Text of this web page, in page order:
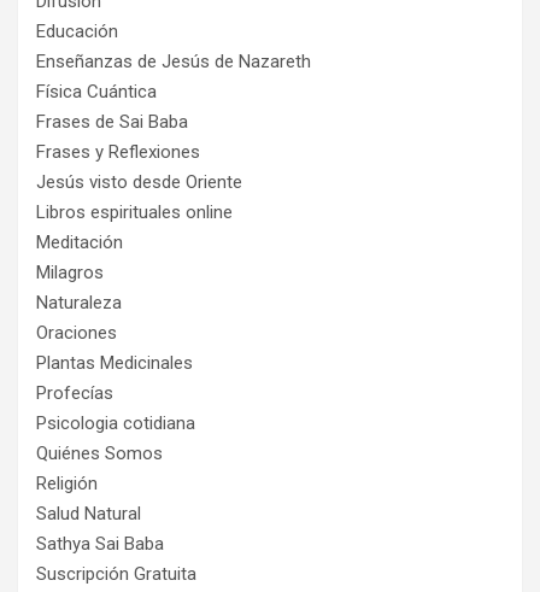
Educación
Enseñanzas de Jesús de Nazareth
Física Cuántica
Frases de Sai Baba
Frases y Reflexiones
Jesús visto desde Oriente
Libros espirituales online
Meditación
Milagros
Naturaleza
Oraciones
Plantas Medicinales
Profecías
Psicologia cotidiana
Quiénes Somos
Religión
Salud Natural
Sathya Sai Baba
Suscripción Gratuita